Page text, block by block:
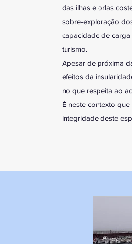
das ilhas e orlas
sobre-exploração
capacidade de
turismo.
Apesar de próxima
efeitos da
no que respeita ao
É neste contexto
integridade deste